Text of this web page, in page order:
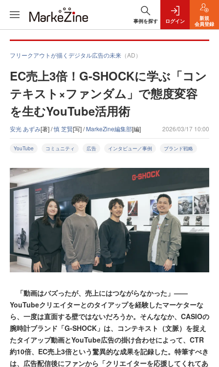
事例を探す ログイン
新規
会員登録
フリークアウトが描くデジタル広告の未来 （AD）
EC売上3倍！G-SHOCKに学ぶ「コン
テキスト×ファンダム」で態度変容
を生むYouTube活用術
安光 あずみ[著] /慎 芝賢[写] /MarkeZine編集部[編] 2026/03/17 10:00
YouTube コミュニティ 広告 インタビュー／事例 ブランド戦略
「動画はバズったが、売上にはつながらなかった」——
YouTubeクリエイターとのタイアップを経験したマーケターな
ら、一度は直面する壁ではないだろうか。そんななか、CASIOの
腕時計ブランド「G-SHOCK」は、コンテキスト（文脈）を捉え
たタイアップ動画とYouTube広告の掛け合わせによって、CTR
約10倍、EC売上3倍という驚異的な成果を記録した。特筆すべき
は、広告配信後にファンから「クリエイターを応援してくれてあ